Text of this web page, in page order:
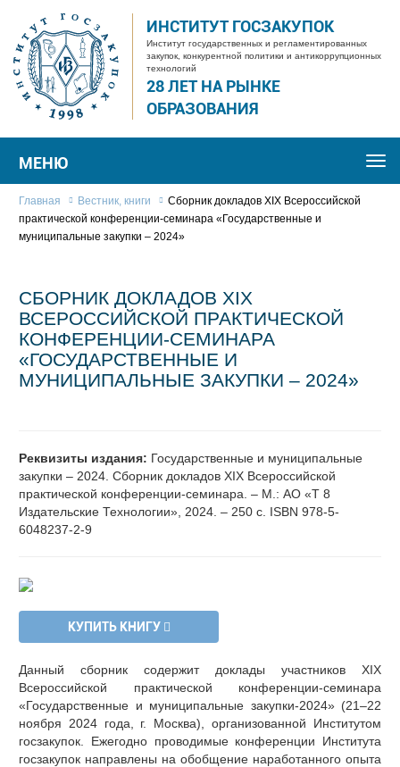
ИНСТИТУТ ГОСЗАКУПОК
Институт государственных и регламентированных
закупок, конкурентной политики и антикоррупционных
технологий
28 ЛЕТ НА РЫНКЕ
ОБРАЗОВАНИЯ
МЕНЮ
Главная Вестник, книги
Сборник докладов XIX Всероссийской
практической конференции-семинара «Государственные и
муниципальные закупки – 2024»
СБОРНИК ДОКЛАДОВ XIX
ВСЕРОССИЙСКОЙ ПРАКТИЧЕСКОЙ
КОНФЕРЕНЦИИ-СЕМИНАРА
«ГОСУДАРСТВЕННЫЕ И
МУНИЦИПАЛЬНЫЕ ЗАКУПКИ – 2024»
Реквизиты издания: Государственные и муниципальные
закупки – 2024. Сборник докладов XIX Всероссийской
практической конференции-семинара. – М.: АО «Т 8
Издательские Технологии», 2024. – 250 с. ISBN 978-5-
6048237-2-9
КУПИТЬ КНИГУ
Данный сборник содержит доклады участников XIX
Всероссийской практической конференции-семинара
«Государственные и муниципальные закупки-2024» (21–22
ноября 2024 года, г. Москва), организованной Институтом
госзакупок. Ежегодно проводимые конференции Института
госзакупок направлены на обобщение наработанного опыта